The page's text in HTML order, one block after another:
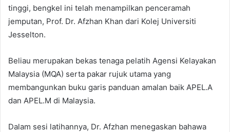
tinggi, bengkel ini telah menampilkan penceramah
jemputan, Prof. Dr. Afzhan Khan dari Kolej Universiti
Jesselton.
Beliau merupakan bekas tenaga pelatih Agensi Kelayakan
Malaysia (MQA) serta pakar rujuk utama yang
membangunkan buku garis panduan amalan baik APEL.A
dan APEL.M di Malaysia.
Dalam sesi latihannya, Dr. Afzhan menegaskan bahawa